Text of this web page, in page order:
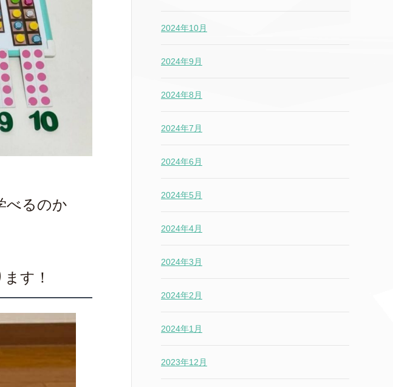
べるのか
す！
2024年10月
2024年9月
2024年8月
2024年7月
2024年6月
2024年5月
2024年4月
2024年3月
2024年2月
2024年1月
2023年12月